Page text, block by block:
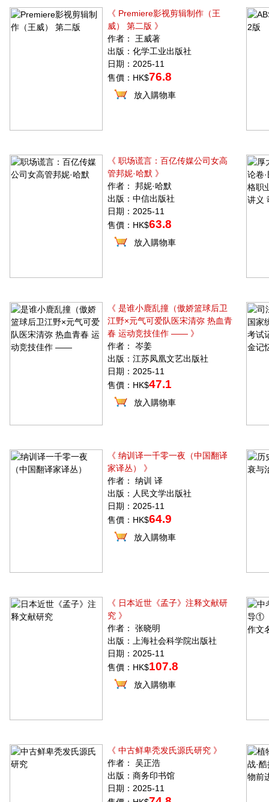
《 Premiere影视剪辑制作（王
威） 第二版 》
作者： 王威著
出版：化学工业出版社
日期：2025-11
售價：HK$76.8
放入購物車
《 职场谎言：百亿传媒公司女高
管邦妮·哈默 》
作者： 邦妮·哈默
出版：中信出版社
日期：2025-11
售價：HK$63.8
放入購物車
《 是谁小鹿乱撞（傲娇篮球后卫
江野×元气可爱队医宋清弥 热血青
春 运动竞技佳作 —— 》
作者： 岑姜
出版：江苏凤凰文艺出版社
日期：2025-11
售價：HK$47.1
放入購物車
《 纳训译一千零一夜（中国翻译
家译丛） 》
作者： 纳训 译
出版：人民文学出版社
日期：2025-11
售價：HK$64.9
放入購物車
《 日本近世《孟子》注释文献研
究 》
作者： 张晓明
出版：上海社会科学院出版社
日期：2025-11
售價：HK$107.8
放入購物車
《 中古鲜卑秃发氏源氏研究 》
作者： 吴正浩
出版：商务印书馆
日期：2025-11